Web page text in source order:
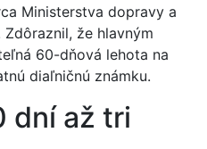
Ministerstva dopravy a
že hlavným
60-dňová lehota na
diaľničnú známku.
dní až tri